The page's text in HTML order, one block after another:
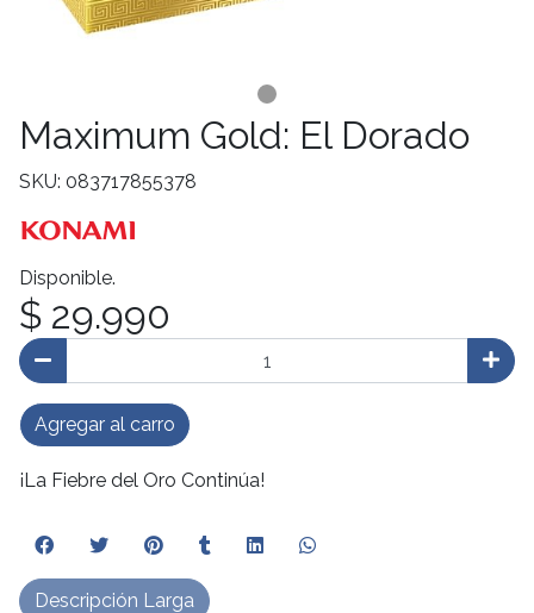
Maximum Gold: El Dorado
SKU: 083717855378
Disponible.
$ 29.990
Agregar al carro
¡La Fiebre del Oro Continúa!
Descripción Larga